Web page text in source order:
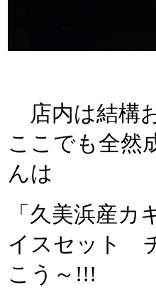
店内は結構
ここでも全然
んは
「久美浜産
イスセット
こう～!!!